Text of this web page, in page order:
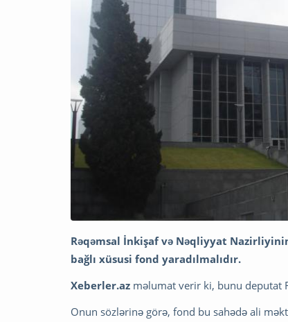
Rəqəmsal İnkişaf və Nəqliyyat
bağlı xüsusi fond yaradılmalıdır.
Xeberler.az məlumat verir ki, bunu deputat
Onun sözlərinə görə, fond bu sahədə ali